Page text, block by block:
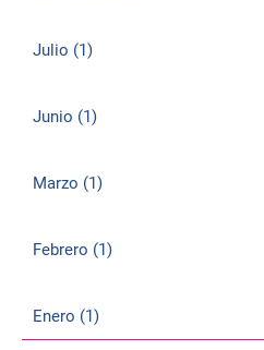
Julio (1)
Junio (1)
Marzo (1)
Febrero (1)
Enero (1)